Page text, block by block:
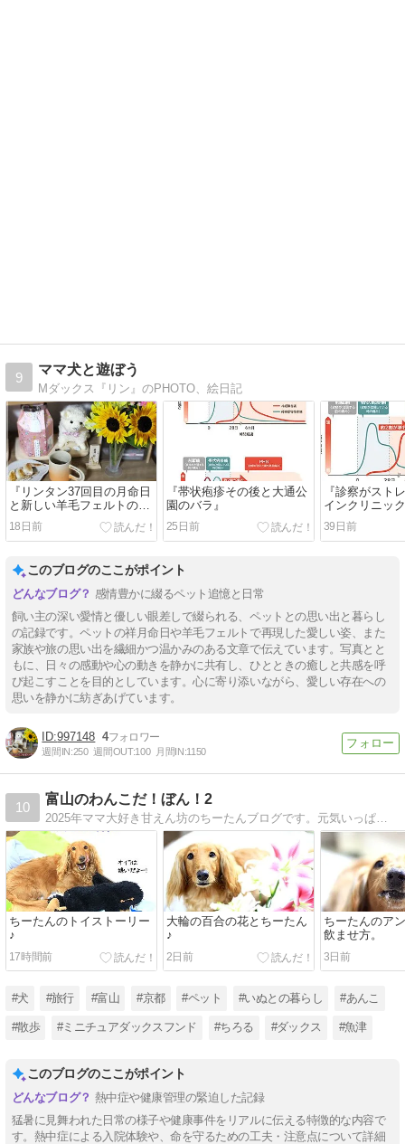
9
ママ犬と遊ぼう
Mダックス『リン』のPHOTO、絵日記
『リンタン37回目の月命日
と新しい羊毛フェルトの制
作開始🎵』
18日前
『帯状疱疹その後と大通公
園のバラ』
25日前
『診察がスト
インクリニッ
の話』
39日前
このブログのここがポイント
感情豊かに綴るペット追憶と日常
飼い主の深い愛情と優しい眼差しで綴られる、ペットとの思い出と暮らし
の記録です。ペットの祥月命日や羊毛フェルトで再現した愛しい姿、また
家族や旅の思い出を繊細かつ温かみのある文章で伝えています。写真とと
もに、日々の感動や心の動きを静かに共有し、ひとときの癒しと共感を呼
び起こすことを目的としています。心に寄り添いながら、愛しい存在への
思いを静かに紡ぎあげています。
997148 4
週間IN:250 週間OUT:100 月間IN:1150
10
富山のわんこだ！ぼん！2
2025年ママ大好き甘えん坊のちーたんブログです。元気いっぱい雪と海が大好きちーたんの毎日を綴ります。
ちーたんのトイストーリー
♪
17時間前
大輪の百合の花とちーたん
♪
2日前
ちーたんのア
飲ませ方。
3日前
#犬 #旅行 #富山 #京都 #ペット #いぬとの暮らし #あんこ
#散歩 #ミニチュアダックスフンド #ちろる #ダックス #魚津
このブログのここがポイント
熱中症や健康管理の緊迫した記録
猛暑に見舞われた日常の様子や健康事件をリアルに伝える特徴的な内容で
す。熱中症による入院体験や、命を守るための工夫・注意点について詳細